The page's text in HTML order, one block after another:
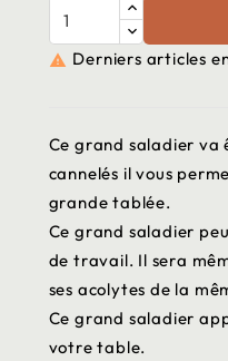
 Derniers articles
Ce grand saladier va
cannelés il vous
grande tablée.
Ce grand saladier
de travail. Il sera
ses acolytes de la
Ce grand saladier
votre table.